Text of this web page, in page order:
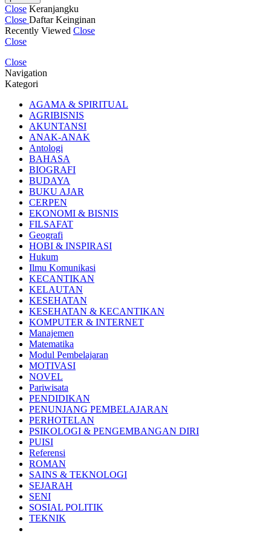
Close Keranjangku
Close Daftar Keinginan
Recently Viewed Close
Close
Close
Navigation
Kategori
AGAMA & SPIRITUAL
AGRIBISNIS
AKUNTANSI
ANAK-ANAK
Antologi
BAHASA
BIOGRAFI
BUDAYA
BUKU AJAR
CERPEN
EKONOMI & BISNIS
FILSAFAT
Geografi
HOBI & INSPIRASI
Hukum
Ilmu Komunikasi
KECANTIKAN
KELAUTAN
KESEHATAN
KESEHATAN & KECANTIKAN
KOMPUTER & INTERNET
Manajemen
Matematika
Modul Pembelajaran
MOTIVASI
NOVEL
Pariwisata
PENDIDIKAN
PENUNJANG PEMBELAJARAN
PERHOTELAN
PSIKOLOGI & PENGEMBANGAN DIRI
PUISI
Referensi
ROMAN
SAINS & TEKNOLOGI
SEJARAH
SENI
SOSIAL POLITIK
TEKNIK